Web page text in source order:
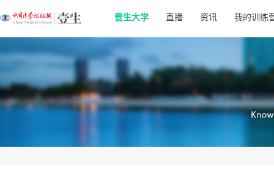
壹生大学 直播 资讯 我的训练